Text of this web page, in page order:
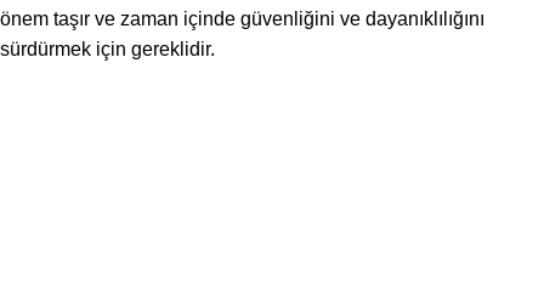
önem taşır ve zaman içinde güvenliğini ve dayanıklılığını
sürdürmek için gereklidir.